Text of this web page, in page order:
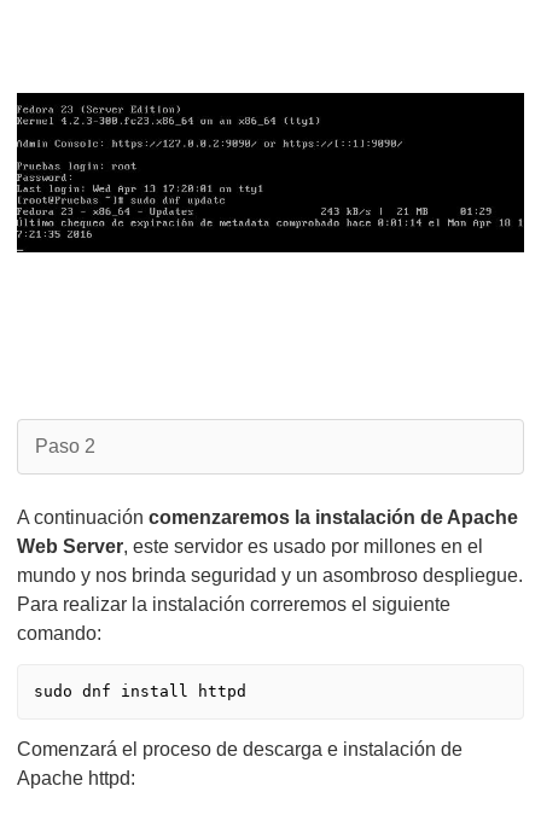
Paso 2
A continuación comenzaremos la instalación de Apache
Web Server, este servidor es usado por millones en el
mundo y nos brinda seguridad y un asombroso despliegue.
Para realizar la instalación correremos el siguiente
comando:
sudo dnf install httpd
Comenzará el proceso de descarga e instalación de
Apache httpd: